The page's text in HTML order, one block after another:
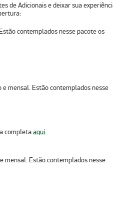
de Adicionaise deixar sua
contemplados nesse pacoteos
mensal. Estão contempladosnesse
completaaqui.
mensal. Estão contempladosnesse